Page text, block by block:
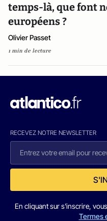
temps-là, que font
européens ?
Olivier Passet
1 min de lecture
RECEVEZ NOTRE NEWSLETTER
En cliquant sur s'inscrire,
Termes